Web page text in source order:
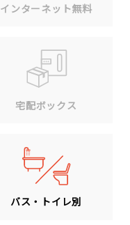
インターネット無料
宅配ボックス
バス・トイレ別